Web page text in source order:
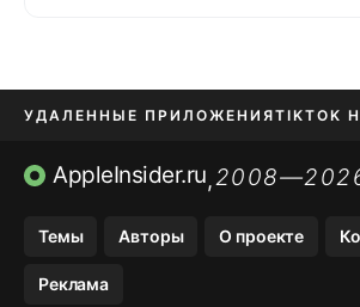
УДАЛЕННЫЕ ПРИЛОЖЕНИЯTIKTOK
ПРИЛОЖЕНИЯ БЕЗ APP STORE
AppleInsider.ru,
Темы Авторы О проекте
Реклама